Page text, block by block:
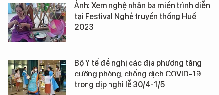
Ảnh: Xem nghệ nhân ba miền trình diễn
tại Festival Nghề truyền thống Huế
2023
Bộ Y tế đề nghị các địa phương tăng
cường phòng, chống dịch COVID-19
trong dịp nghỉ lễ 30/4-1/5